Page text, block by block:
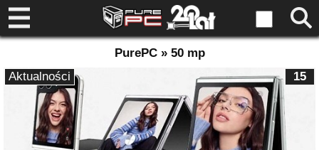
PurePC » 50 mp
15
Aktualności